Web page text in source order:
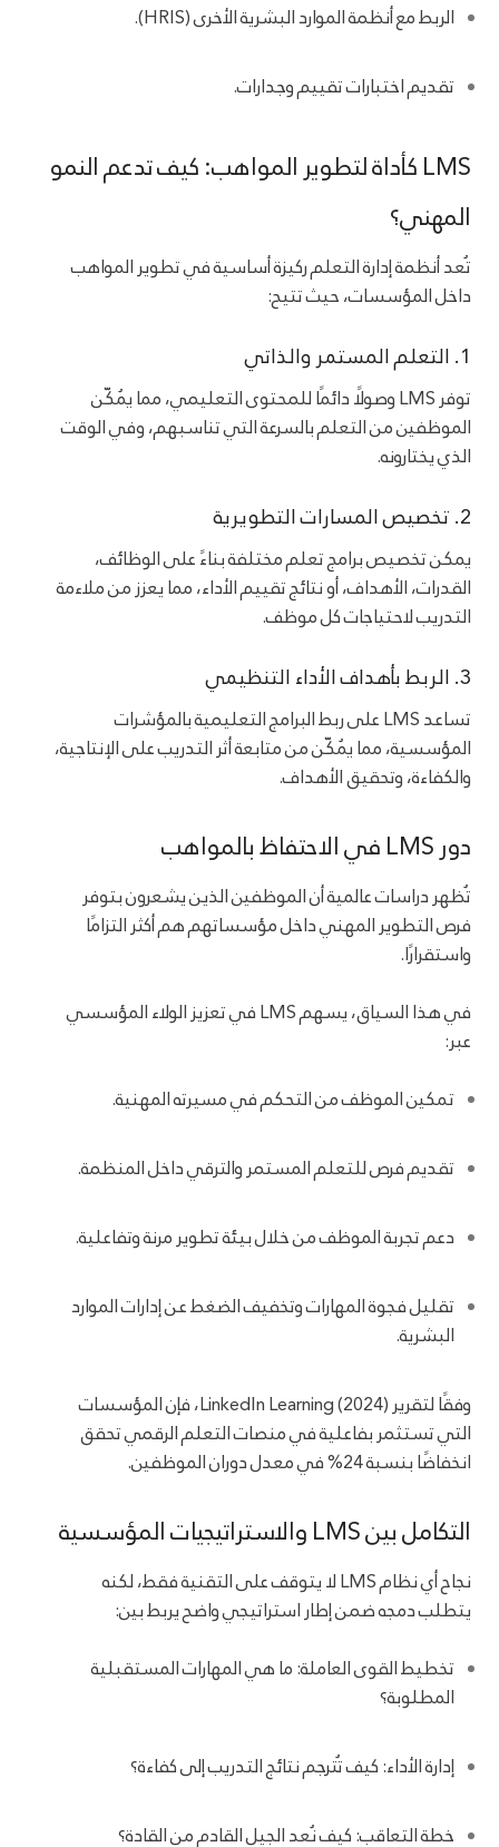
الربط مع أنظمة الموارد البشرية الأخرى (HRIS).
تقديم اختبارات تقييم وجدارات.
LMS كأداة لتطوير المواهب: كيف تدعم النمو
المهني؟
تُعد أنظمة إدارة التعلم ركيزة أساسية في تطوير المواهب
داخل المؤسسات، حيث تتيح:
1. التعلم المستمر والذاتي
توفر LMS وصولًا دائمًا للمحتوى التعليمي، مما يُمكّن
الموظفين من التعلم بالسرعة التي تناسبهم، وفي الوقت
الذي يختارونه.
2. تخصيص المسارات التطويرية
يمكن تخصيص برامج تعلم مختلفة بناءً على الوظائف،
القدرات، الأهداف، أو نتائج تقييم الأداء، مما يعزز من ملاءمة
التدريب لاحتياجات كل موظف.
3. الربط بأهداف الأداء التنظيمي
تساعد LMS على ربط البرامج التعليمية بالمؤشرات
المؤسسية، مما يُمكّن من متابعة أثر التدريب على الإنتاجية،
والكفاءة، وتحقيق الأهداف.
دور LMS في الاحتفاظ بالمواهب
تُظهر دراسات عالمية أن الموظفين الذين يشعرون بتوفر
فرص التطوير المهني داخل مؤسساتهم هم أكثر التزامًا
واستقرارًا.
في هذا السياق، يسهم LMS في تعزيز الولاء المؤسسي
عبر:
تمكين الموظف من التحكم في مسيرته المهنية.
تقديم فرص للتعلم المستمر والترقي داخل المنظمة.
دعم تجربة الموظف من خلال بيئة تطوير مرنة وتفاعلية.
تقليل فجوة المهارات وتخفيف الضغط عن إدارات الموارد
البشرية.
وفقًا لتقرير LinkedIn Learning (2024)، فإن المؤسسات
التي تستثمر بفاعلية في منصات التعلم الرقمي تحقق
انخفاضًا بنسبة 24% في معدل دوران الموظفين.
التكامل بين LMS والاستراتيجيات المؤسسية
نجاح أي نظام LMS لا يتوقف على التقنية فقط، لكنه
يتطلب دمجه ضمن إطار استراتيجي واضح يربط بين:
تخطيط القوى العاملة: ما هي المهارات المستقبلية
المطلوبة؟
إدارة الأداء: كيف تُترجم نتائج التدريب إلى كفاءة؟
خطة التعاقب: كيف نُعد الجيل القادم من القادة؟